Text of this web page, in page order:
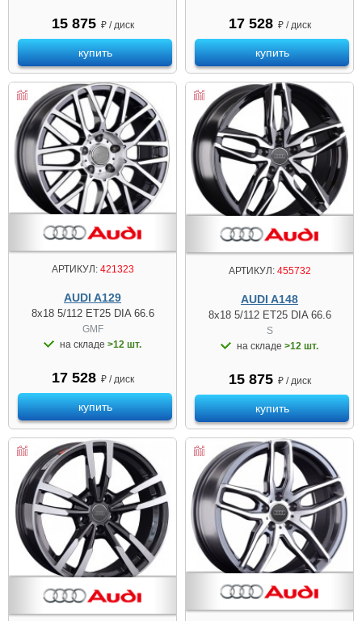
15 875 ₽ / диск
купить
17 528 ₽ / диск
купить
АРТИКУЛ:421323
AUDI A129
8x18 5/112 ET25 DIA 66.6
GMF
на складе >12 шт.
17 528 ₽ / диск
купить
АРТИКУЛ:455732
AUDI A148
8x18 5/112 ET25 DIA 66.6
S
на складе >12 шт.
15 875 ₽ / диск
купить